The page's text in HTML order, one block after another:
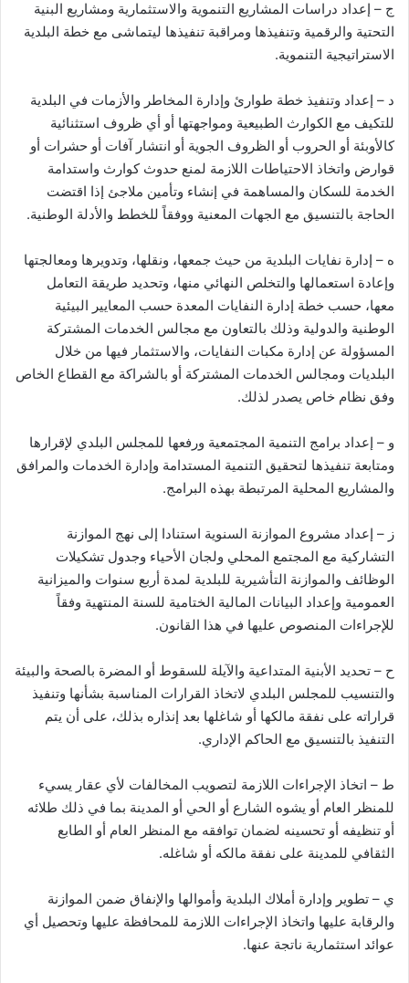
ج – إعداد دراسات المشاريع التنموية والاستثمارية ومشاريع البنية
التحتية والرقمية وتنفيذها ومراقبة تنفيذها ليتماشى مع خطة البلدية
الاستراتيجية التنموية.
د – إعداد وتنفيذ خطة طوارئ وإدارة المخاطر والأزمات في البلدية
للتكيف مع الكوارث الطبيعية ومواجهتها أو أي ظروف استثنائية
كالأوبئة أو الحروب أو الظروف الجوية أو انتشار آفات أو حشرات أو
قوارض واتخاذ الاحتياطات اللازمة لمنع حدوث كوارث واستدامة
الخدمة للسكان والمساهمة في إنشاء وتأمين ملاجئ إذا اقتضت
الحاجة بالتنسيق مع الجهات المعنية ووفقاً للخطط والأدلة الوطنية.
ه – إدارة نفايات البلدية من حيث جمعها، ونقلها، وتدويرها ومعالجتها
وإعادة استعمالها والتخلص النهائي منها، وتحديد طريقة التعامل
معها، حسب خطة إدارة النفايات المعدة حسب المعايير البيئية
الوطنية والدولية وذلك بالتعاون مع مجالس الخدمات المشتركة
المسؤولة عن إدارة مكبات النفايات، والاستثمار فيها من خلال
البلديات ومجالس الخدمات المشتركة أو بالشراكة مع القطاع الخاص
وفق نظام خاص يصدر لذلك.
و – إعداد برامج التنمية المجتمعية ورفعها للمجلس البلدي لإقرارها
ومتابعة تنفيذها لتحقيق التنمية المستدامة وإدارة الخدمات والمرافق
والمشاريع المحلية المرتبطة بهذه البرامج.
ز – إعداد مشروع الموازنة السنوية استنادا إلى نهج الموازنة
التشاركية مع المجتمع المحلي ولجان الأحياء وجدول تشكيلات
الوظائف والموازنة التأشيرية للبلدية لمدة أربع سنوات والميزانية
العمومية وإعداد البيانات المالية الختامية للسنة المنتهية وفقاً
للإجراءات المنصوص عليها في هذا القانون.
ح – تحديد الأبنية المتداعية والآيلة للسقوط أو المضرة بالصحة والبيئة
والتنسيب للمجلس البلدي لاتخاذ القرارات المناسبة بشأنها وتنفيذ
قراراته على نفقة مالكها أو شاغلها بعد إنذاره بذلك، على أن يتم
التنفيذ بالتنسيق مع الحاكم الإداري.
ط – اتخاذ الإجراءات اللازمة لتصويب المخالفات لأي عقار يسيء
للمنظر العام أو يشوه الشارع أو الحي أو المدينة بما في ذلك طلائه
أو تنظيفه أو تحسينه لضمان توافقه مع المنظر العام أو الطابع
الثقافي للمدينة على نفقة مالكه أو شاغله.
ي – تطوير وإدارة أملاك البلدية وأموالها والإنفاق ضمن الموازنة
والرقابة عليها واتخاذ الإجراءات اللازمة للمحافظة عليها وتحصيل أي
عوائد استثمارية ناتجة عنها.